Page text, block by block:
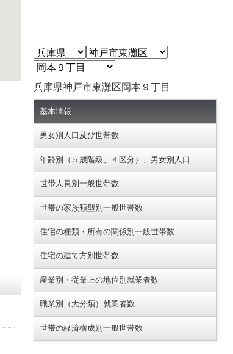
兵庫県神戸市東灘区岡本９丁目
基本情報
男女別人口及び世帯数
年齢別（５歳階級、４区分）、男女別人口
世帯人員別一般世帯数
世帯の家族類型別一般世帯数
住宅の種類・所有の関係別一般世帯数
住宅の建て方別世帯数
産業別・従業上の地位別就業者数
職業別（大分類）就業者数
世帯の経済構成別一般世帯数